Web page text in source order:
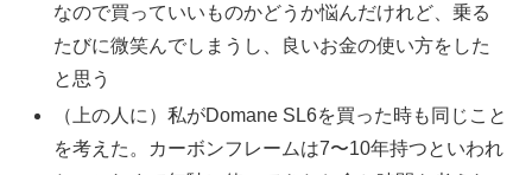
なので買っていいものかどうか悩んだけれど、乗る
たびに微笑んでしまうし、良いお金の使い方をした
と思う
（上の人に）私がDomane SL6を買った時も同じこと
を考えた。カーボンフレームは7〜10年持つといわれ